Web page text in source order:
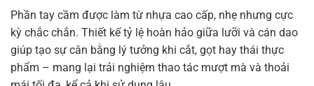
Phần tay cầm được làm từ nhựa cao cấp, nhẹ nhưng cực
kỳ chắc chắn. Thiết kế tỷ lệ hoàn hảo giữa lưỡi và cán dao
giúp tạo sự cân bằng lý tưởng khi cắt, gọt hay thái thực
phẩm – mang lại trải nghiệm thao tác mượt mà và thoải